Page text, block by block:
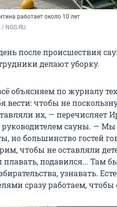
работает около 10 лет
NGS.RU
после происшествия
делают уборку.
объясняем по журналу
вести: чтобы не
их, — перечисляет
руководителем сауны. —
но большинство гостей
чтобы не оставляли
подавился... Там
узнавать.
сразу работаем, чтобы